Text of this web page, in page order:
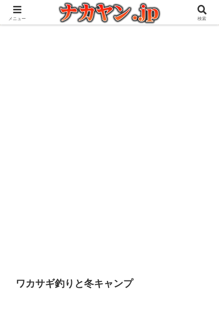
アウトドアとガジェット好きな管理人の愉快な日々を綴るブログ
ワカサギ釣りと冬キャンプ
メニュー 検索